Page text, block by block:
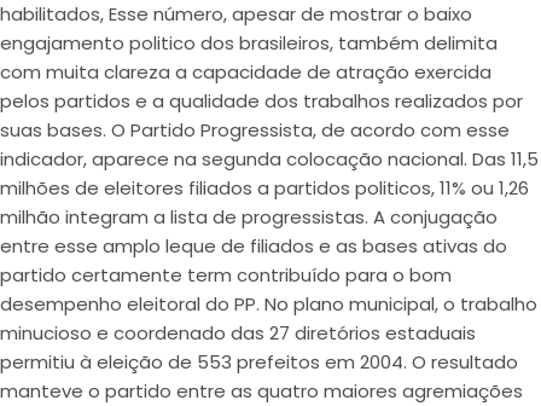
habilitados, Esse número, apesar de mostrar o baixo
engajamento politico dos brasileiros, também delimita
com muita clareza a capacidade de atração exercida
pelos partidos e a qualidade dos trabalhos realizados por
suas bases. O Partido Progressista, de acordo com esse
indicador, aparece na segunda colocação nacional. Das 11,5
milhões de eleitores filiados a partidos politicos, 11% ou 1,26
milhão integram a lista de progressistas. A conjugação
entre esse amplo leque de filiados e as bases ativas do
partido certamente term contribuído para o bom
desempenho eleitoral do PP. No plano municipal, o trabalho
minucioso e coordenado das 27 diretórios estaduais
permitiu à eleição de 553 prefeitos em 2004. O resultado
manteve o partido entre as quatro maiores agremiações